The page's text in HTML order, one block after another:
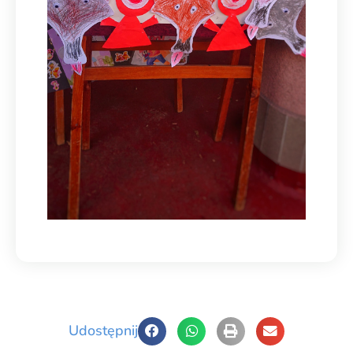
Udostępnij